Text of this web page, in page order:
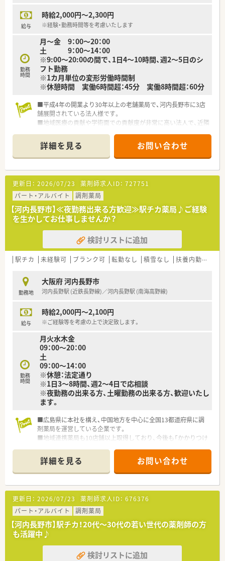
給与
時給2,000円～2,300円
※経験・勤務時間等を考慮いたします
勤務
時間
月～金 9：00～20：00
土 9：00～14：00
※9:00～20:00の間で、1日4～10時間、週2～5日のシ
フト勤務
※1カ月単位の変形労働時間制
※休憩時間 実働6時間超：45分 実働8時間超：60分
■平成4年の開業より30年以上の老舗薬局で、河内長野市に3店
舗展開されている法人様です。
■地域医療の貢献や学術面での貢献度が非常に高い法人で、近隣
ございます。また、河内長野市の新型ウィルスの職域接種も積極
的に協力したりと、様々な刺激を受けられる環境です。
■在宅も積極的に行っており、外来と両方のスキルが培われま
す。
■機械化が充実しており、いち早くキャッシュレス決済や、セミ
セルフレジ、AIピッキングシステムが導入されました。
■勤務時間に休憩時間を含んでいるため、実際の拘束時間も短い
です。
■有給取得率も非常に高く、2時間単位からの取得も可能です。
■職場内の雰囲気も良く、従業員主催の参加自由の懇親会もござ
います。
詳細を見る お問い合わせ
更新日： 2026/07/23 薬剤師求人ID： 727751
パート・アルバイト
調剤薬局
【河内長野市】≪夜勤務出来る方歓迎≫駅チカ薬局♪ご経験
を生かしてお仕事しませんか？
検討リストに追加
駅チカ 未経験可 ブランク可 転勤なし 積雪なし 扶養内勤務OK
勤務地
大阪府 河内長野市
河内長野駅 (近鉄長野線)／河内長野駅 (南海高野線)
給与
時給2,000円～2,100円
※ご経験等を考慮の上で決定致します。
勤務
時間
月火水木金
09：00～20：00
土
09：00～14：00
※休憩：法定通り
※1日3～8時間、週2～4日で応相談
※夜勤務の出来る方、土曜勤務の出来る方、歓迎いたし
ます。
■広島県に本社を構え、中国地方を中心に全国13都道府県に調
剤薬局を運営している企業です。
■地域連携薬局も10店舗以上取得しており、今後も「かかりつけ
強化）」「ジェネリック推進」「高度薬学管理の強化」を柱として活
動に取り組んでいきます。
■資格取得支援制度がございます。研修認定薬剤師をはじめ、さ
まざまな資格の取得をサポートしてくださいます。
■休暇制度が充実！バースデイ休暇を導入しています。誕生日月
の前後1か月を含めた3ヶ月の中で、連続で3日間の年次有給休暇
を取得できる制度となります。
■育児支援制度がございます。子どもが6歳（小学校入学）になる
までは1日の勤務時間を6時間まで短縮して勤務が可能です。
産休・育休取得中も会社提供のe-ラーニングの利用や、店舗・本社
実施の勉強会参加も可能。復職までの不安を少しでも軽減でき
るようサポート頂けます。
詳細を見る お問い合わせ
更新日： 2026/07/23 薬剤師求人ID： 676376
パート・アルバイト
調剤薬局
【河内長野市】駅チカ！20代～30代の若い世代の薬剤師の方
も活躍中♪
検討リストに追加